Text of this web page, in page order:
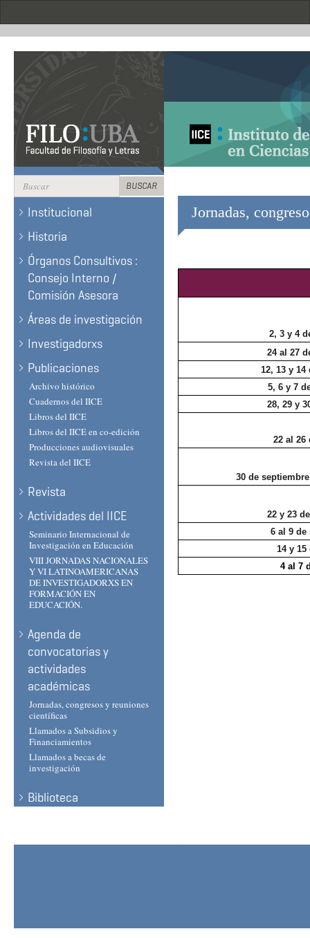
Formulario
de
BUSCAR
BUSCAR
Institucional
Historia
Órganos Consultivos :
Consejo Interno /
Comisión Asesora
Áreas de investigación
Investigadorxs
Publicaciones
Archivo histórico
Cuadernos del IICE
Libros del IICE
Libros del IICE en co-edición
Producciones audiovisuales
Revista del IICE
Revista
Actividades del IICE
Seminario Internacional de
Investigación en Educación
VIII JORNADAS NACIONALES
Y VI LATINOAMERICANAS
DE INVESTIGADORXS EN
FORMACIÓN EN
EDUCACIÓN.
Agenda de
convocatorias y
actividades
académicas
Jornadas, congresos y reuniones
científicas
Llamados a Subsidios y
Financiamientos
Llamados a becas de
investigación
Biblioteca
Jornadas,
2, 3 y 4
24 al 27
12, 13 y 14
5, 6 y 7
28, 29 y
22 al 26
30 de
22 y 23
6 al 9 de
14 y 15
4 al 7